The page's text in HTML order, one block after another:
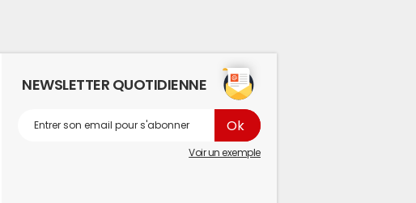
NEWSLETTER QUOTIDIENNE
Voir un exemple